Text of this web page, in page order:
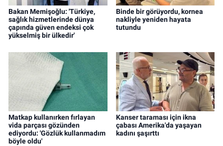
Bakan Memişoğlu: 'Türkiye,
sağlık hizmetlerinde dünya
çapında güven endeksi çok
yükselmiş bir ülkedir'
Binde bir görüyordu, kornea
nakliyle yeniden hayata
tutundu
Matkap kullanırken fırlayan
vida parçası gözünden
ediyordu: 'Gözlük kullanmadım
böyle oldu'
Kanser taraması için ikna
çabası Amerika'da yaşayan
kadını şaşırttı